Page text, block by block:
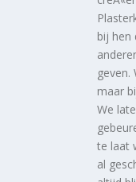
bij hen
geven.
maar
We
te laat
al